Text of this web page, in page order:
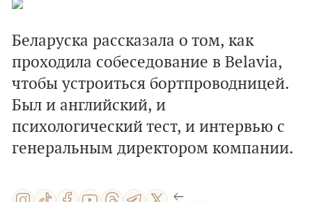
Беларуска рассказала о том, как
проходила собеседование в Belavia,
чтобы устроиться бортпроводницей.
Был и английский, и
психологический тест, и интервью с
генеральным директором компании.